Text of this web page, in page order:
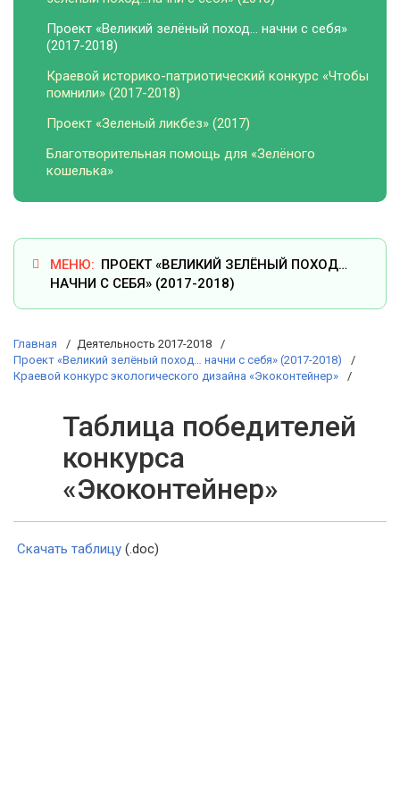
Проект «Великий зелёный поход… начни с себя»
(2017-2018)
Краевой историко-патриотический конкурс «Чтобы
помнили» (2017-2018)
Проект «Зеленый ликбез» (2017)
Благотворительная помощь для «Зелёного
кошелька»
ПРОЕКТ «ВЕЛИКИЙ ЗЕЛЁНЫЙ ПОХОД…
НАЧНИ С СЕБЯ» (2017-2018)
Главная
Деятельность 2017-2018
Проект «Великий зелёный поход… начни с себя» (2017-2018)
Краевой конкурс экологического дизайна «Экоконтейнер»
Таблица победителей
конкурса
«Экоконтейнер»
Скачать таблицу (.doc)